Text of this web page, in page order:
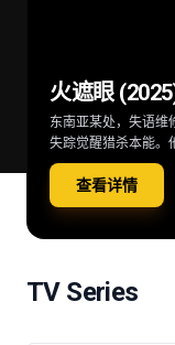
超级少女
当一位冷酷无情、突
阿尔柯克 饰）——也
伴结盟，横跨星际，
查看详情
后室
深陷困境的克拉克（
空间，在这里一切物
终点也没有出路。心
克意外踏入此地，
的恐惧与实体也在一
查看详情
火遮眼
东南亚某处，失语维
失踪觉醒猎杀本能。
盟，在连番血战中死
阿德（雅彦·鲁伊安
飞的街头混战。
查看详情
The
在秩序动荡的银河系
“银河系萌娃”古古这
·贾伦身披贝斯卡钢
原力学徒古古，则
机。他们一同执行关
查看详情
TV Series